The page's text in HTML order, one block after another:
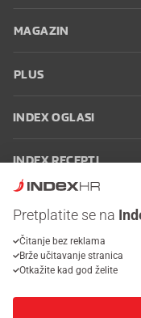
MAGAZIN
PLUS
INDEX OGLASI
INDEX RECEPTI
Oglašavanje Zaposli se na
korištenja
Postavke
Pretplatite se na
Čitanje bez reklama
Brže učitavanje stranica
Otkažite kad god želite